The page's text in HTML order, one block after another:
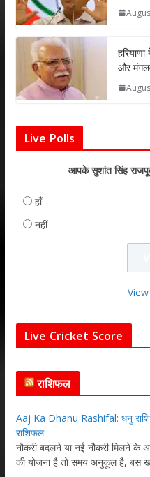
और
Live Polls
आपके सुशांत सिंह
हाँ
नहीं
Live Cricket Score
राशिफल
Aaj Ka Dhanu Rashifal: धनु राशि
राशिफल
नौकरी बदलने या नई नौकरी मिलने के
की योजना है तो समय अनुकूल है, बस